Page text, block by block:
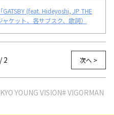
(feat. Hideyoshi, JP THE
ケット、各サブスク、歌詞）
2 次へ >
YOUNG VISION# VIGORMAN